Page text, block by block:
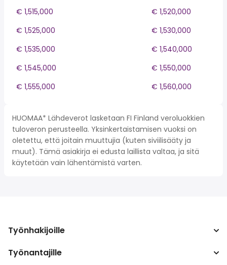
€ 1,515,000
€ 1,520,000
€ 1,525,000
€ 1,530,000
€ 1,535,000
€ 1,540,000
€ 1,545,000
€ 1,550,000
€ 1,555,000
€ 1,560,000
HUOMAA* Lähdeverot lasketaan FI Finland veroluokkien
tuloveron perusteella. Yksinkertaistamisen vuoksi on
oletettu, että joitain muuttujia (kuten siviilisääty ja
muut). Tämä asiakirja ei edusta laillista valtaa, ja sitä
käytetään vain lähentämistä varten.
Työnhakijoille
Hae työpaikkoja
Työnantajille